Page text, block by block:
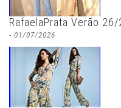
RafaelaPrata Verão 26/
- 01/07/2026
Fotos & Vídeos